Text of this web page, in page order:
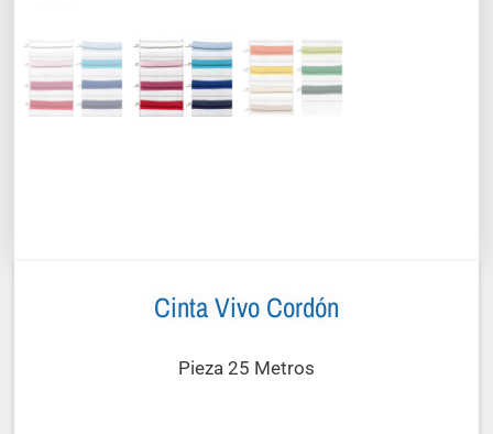
Cinta Vivo Cordón
Pieza 25 Metros